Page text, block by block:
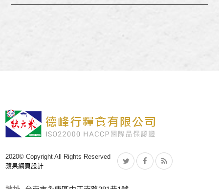
2020© Copyright All Rights Reserved
蘋果網頁設計